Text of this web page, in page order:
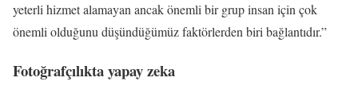
yeterli hizmet alamayan ancak önemli bir grup insan için çok
önemli olduğunu düşündüğümüz faktörlerden biri bağlantıdır.”
Fotoğrafçılıkta yapay zeka